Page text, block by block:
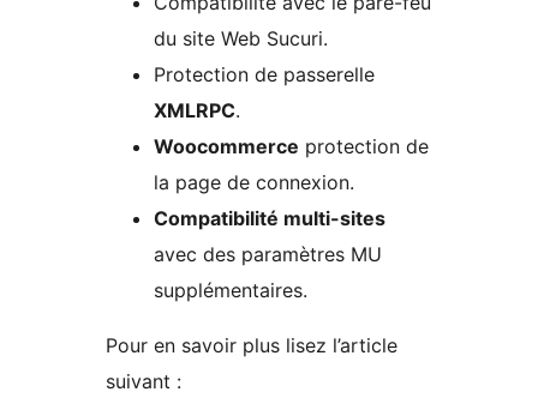
du site Web Sucuri.
Protection de passerelle
XMLRPC.
Woocommerce protection de
la page de connexion.
Compatibilité multi-sites
avec des paramètres MU
supplémentaires.
Pour en savoir plus lisez l’article
suivant :